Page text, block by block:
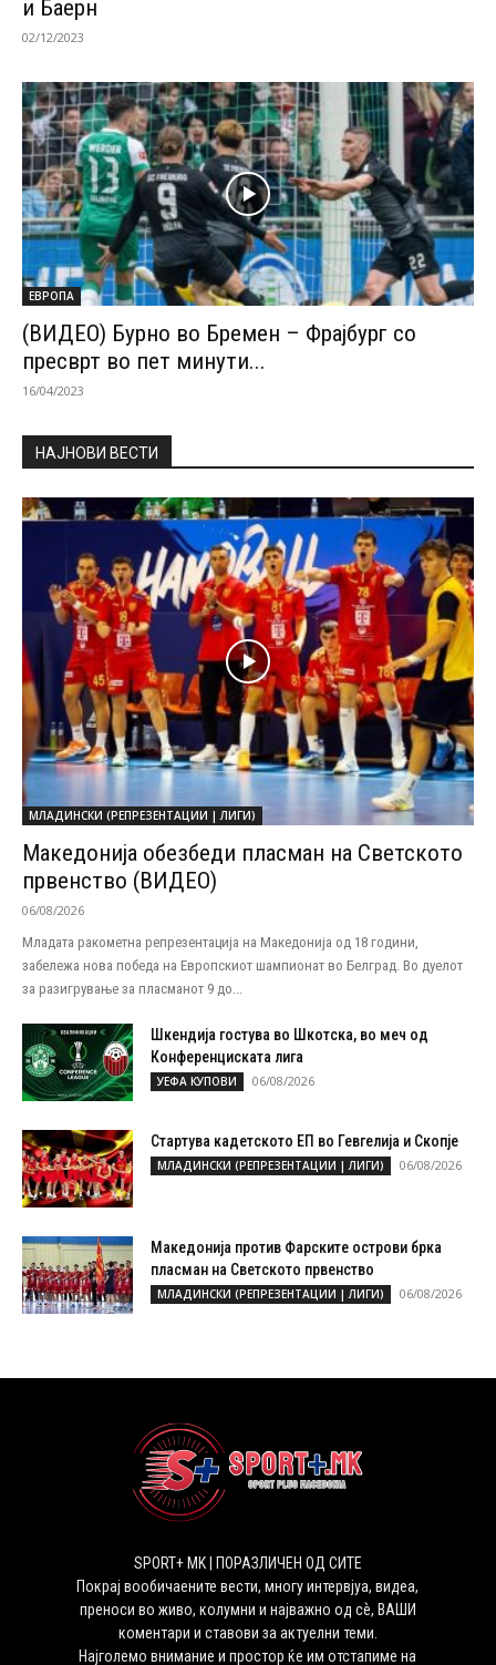
и Баерн
02/12/2023
ЕВРОПА
(ВИДЕО) Бурно во Бремен – Фрајбург со
пресврт во пет минути...
16/04/2023
НАЈНОВИ ВЕСТИ
МЛАДИНСКИ (РЕПРЕЗЕНТАЦИИ | ЛИГИ)
Македонија обезбеди пласман на Светското
првенство (ВИДЕО)
06/08/2026
Младата ракометна репрезентација на Македонија од 18 години,
забележа нова победа на Европскиот шампионат во Белград. Во дуелот
за разигрување за пласманот 9 до...
Шкендија гостува во Шкотска, во меч од
Конференциската лига
УЕФА КУПОВИ 06/08/2026
Стартува кадетското ЕП во Гевгелија и Скопје
МЛАДИНСКИ (РЕПРЕЗЕНТАЦИИ | ЛИГИ) 06/08/2026
Македонија против Фарските острови брка
пласман на Светското првенство
МЛАДИНСКИ (РЕПРЕЗЕНТАЦИИ | ЛИГИ) 06/08/2026
SPORT+ MK | ПОРАЗЛИЧЕН ОД СИТЕ
Покрај вообичаените вести, многу интервјуа, видеа,
преноси во живо, колумни и најважно од сѐ, ВАШИ
коментари и ставови за актуелни теми.
Најголемо внимание и простор ќе им отстапиме на